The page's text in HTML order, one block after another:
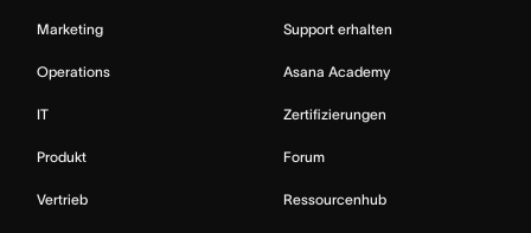
Marketing
Operations
IT
Produkt
Vertrieb
Support erhalten
Asana Academy
Zertifizierungen
Forum
Ressourcenhub